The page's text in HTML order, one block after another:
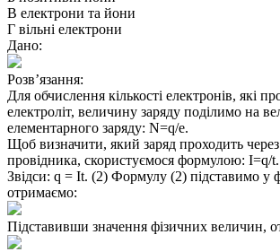
B електрони та йони
Г вільні електрони
Дано:
Розв’язання:
Для обчислення кількості електронів, які
електроліт, величину заряду поділимо на
елементарного заряду: N=q/e.
Щоб визначити, який заряд проходить через
провідника, скористуємося формулою: I=q/t.
Звідси: q = It. (2) Формулу (2) підставимо у
отримаємо:
Підставивши значення фізичних величин,